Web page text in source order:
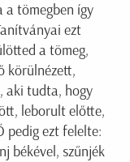
a tömegben így
ezt
a tömeg,
körülnézett,
aki tudta, hogy
leborult előtte,
pedig ezt felelte:
békével, szűnjék